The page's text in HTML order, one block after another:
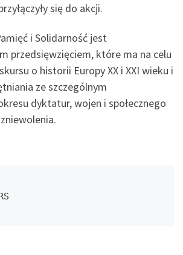
się do akcji.
i Solidarność jest
przedsięwzięciem, które ma na celu
o historii Europy XX i XXI wieku i
ze szczególnym
dyktatur, wojen i społecznego